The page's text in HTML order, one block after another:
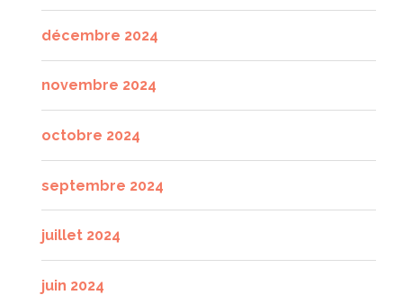
décembre 2024
novembre 2024
octobre 2024
septembre 2024
juillet 2024
juin 2024